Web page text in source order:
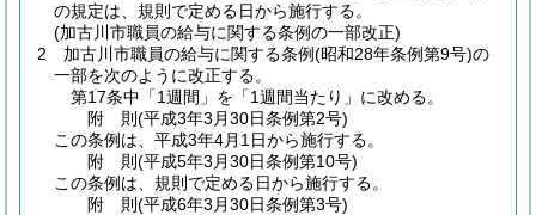
の規定は、規則で定める日から施行する。
(加古川市職員の給与に関する条例の一部改正)
2
加古川市職員の給与に関する条例(昭和28年条例第9号)の
一部を次のように改正する。
第17条中「1週間」を「1週間当たり」に改める。
附 則(平成3年3月30日条例第2号)
この条例は、平成3年4月1日から施行する。
附 則(平成5年3月30日条例第10号)
この条例は、規則で定める日から施行する。
附 則(平成6年3月30日条例第3号)